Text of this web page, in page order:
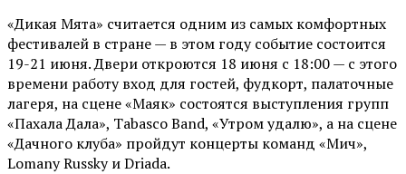
«Дикая Мята» считается одним из самых комфортных
фестивалей в стране — в этом году событие состоится
19-21 июня. Двери откроются 18 июня с 18:00 — с этого
времени работу вход для гостей, фудкорт, палаточные
лагеря, на сцене «Маяк» состоятся выступления групп
«Пахала Дала», Tabasco Band, «Утром удалю», а на сцене
«Дачного клуба» пройдут концерты команд «Мич»,
Lomany Russky и Driada.